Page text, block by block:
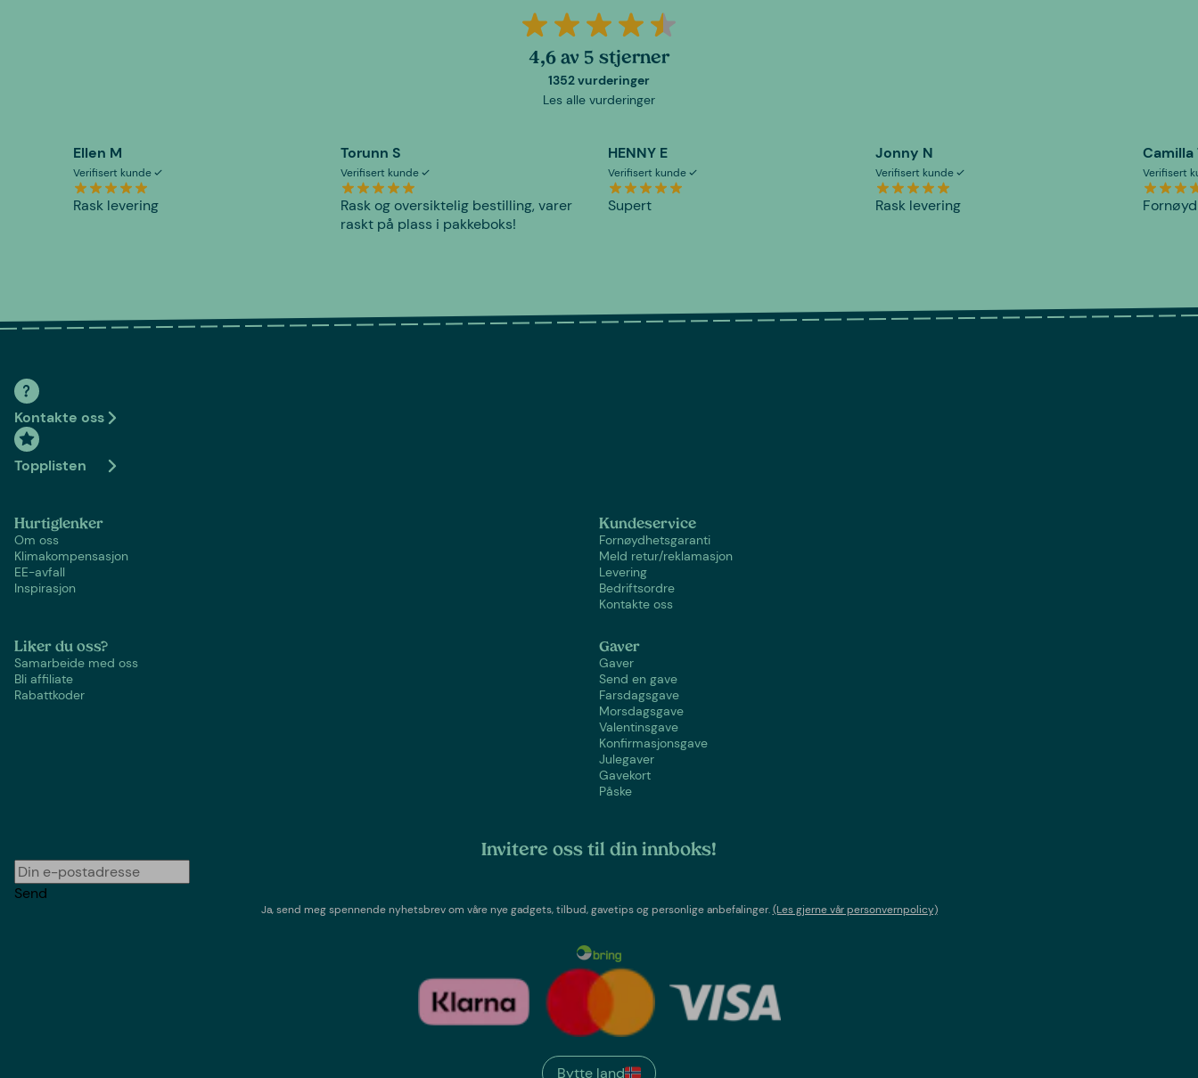
4,6 av 5 stjerner
1352 vurderinger
Les alle vurderinger
Ellen M
Verifisert kunde
Rask levering
Torunn S
Verifisert kunde
Rask og oversiktelig bestilling, varer
raskt på plass i pakkeboks!
HENNY E
Verifisert kunde
Supert
Jonny N
Verifisert kunde
Rask levering
Camilla
Verifisert
Fornøyd
Kontakte oss
Topplisten
Hurtiglenker
Om oss
Klimakompensasjon
EE-avfall
Inspirasjon
Kundeservice
Fornøydhetsgaranti
Meld retur/reklamasjon
Levering
Bedriftsordre
Kontakte oss
Liker du oss?
Samarbeide med oss
Bli affiliate
Rabattkoder
Gaver
Gaver
Send en gave
Farsdagsgave
Morsdagsgave
Valentinsgave
Konfirmasjonsgave
Julegaver
Gavekort
Påske
Invitere oss til din innboks!
Send
Ja, send meg spennende nyhetsbrev om våre nye gadgets, tilbud, gavetips og personlige anbefalinger.(Les gjerne vår personvernpolicy)
Bytte land